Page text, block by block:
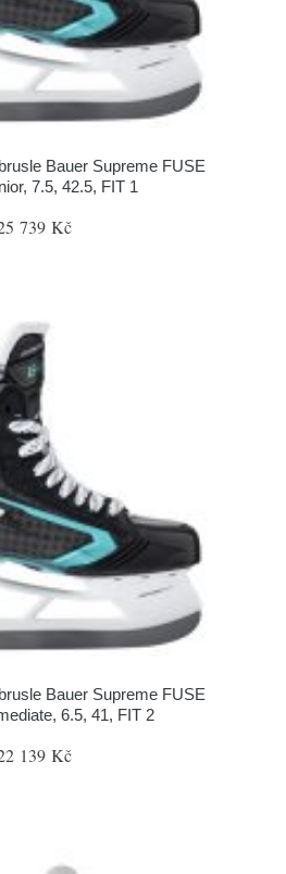
Bauer Supreme FUSE
7.5, 42.5, FIT 1
739 Kč
Bauer Supreme FUSE
6.5, 41, FIT 2
139 Kč